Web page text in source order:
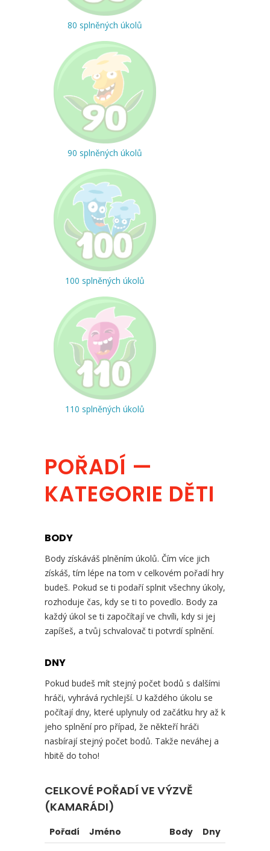
80 splněných úkolů
90 splněných úkolů
100 splněných úkolů
110 splněných úkolů
POŘADÍ —
KATEGORIE DĚTI
BODY
Body získáváš plněním úkolů. Čím více jich
získáš, tím lépe na tom v celkovém pořadí hry
budeš. Pokud se ti podaří splnit všechny úkoly,
rozhoduje čas, kdy se ti to povedlo. Body za
každý úkol se ti započítají ve chvíli, kdy si jej
zapíšeš, a tvůj schvalovač ti potvrdí splnění.
DNY
Pokud budeš mít stejný počet bodů s dalšími
hráči, vyhrává rychlejší. U každého úkolu se
počítají dny, které uplynuly od začátku hry až k
jeho splnění pro případ, že někteří hráči
nasbírají stejný počet bodů. Takže neváhej a
hbitě do toho!
CELKOVÉ POŘADÍ VE VÝZVĚ
(KAMARÁDI)
Pořadí Jméno Body
Dny